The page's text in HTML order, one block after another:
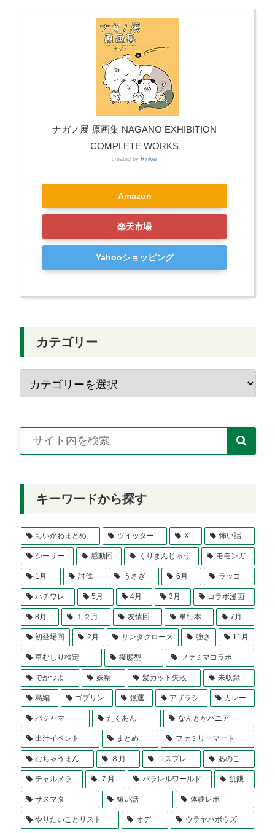
ナガノ展 原画集 NAGANO EXHIBITION
COMPLETE WORKS
created by Rinker
Amazon
楽天市場
Yahooショッピング
カテゴリー
キーワードから探す
ちいかわまとめ ツイッター X 怖い話
シーサー 感動回 くりまんじゅう モモンガ
1月 討伐 うさぎ 6月 ラッコ
ハチワレ 5月 4月 3月 コラボ漫画
8月 １２月 友情回 単行本 7月
初登場回 2月 サンタクロース 強さ 11月
草むしり検定 擬態型 ファミマコラボ
でかつよ 妖精 髪カット失敗 未収録
島編 ゴブリン 強運 アザラシ カレー
パジャマ たくあん なんとかバニア
出汁イベント まとめ ファミリーマート
むちゃうまん ８月 コスプレ あのこ
チャルメラ ７月 パラレルワールド 飢餓
サスマタ 短い話 体験レポ
やりたいことリスト オデ ウラヤハボウズ